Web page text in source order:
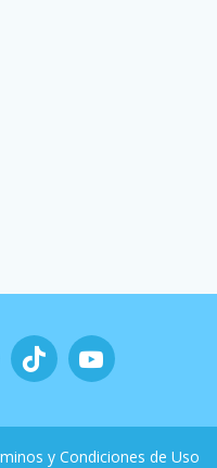
y Condiciones de Uso